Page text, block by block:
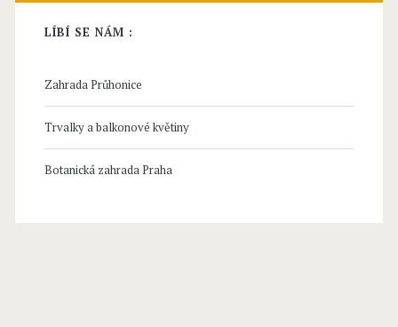
LÍBÍ SE NÁM :
Zahrada Průhonice
Trvalky a balkonové květiny
Botanická zahrada Praha